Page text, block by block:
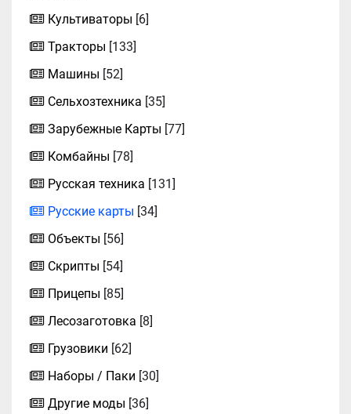
Культиваторы [6]
Тракторы [133]
Машины [52]
Сельхозтехника [35]
Зарубежные Карты [77]
Комбайны [78]
Русская техника [131]
Русские карты [34]
Объекты [56]
Скрипты [54]
Прицепы [85]
Лесозаготовка [8]
Грузовики [62]
Наборы / Паки [30]
Другие моды [36]